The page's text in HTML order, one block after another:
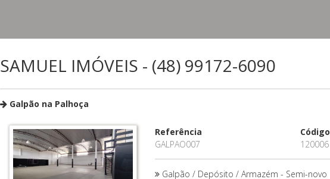
SAMUEL IMÓVEIS - (48) 99172-6090
Galpão na Palhoça
Referência
GALPAO007
Código
120006
Galpão / Depósito / Armazém - Semi-novo